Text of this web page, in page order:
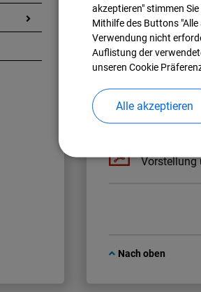
Vorstellung
Nach oben
akzeptieren" stimmen
Mithilfe des Buttons "Alle
Verwendung nicht
Auflistung der
unseren Cookie
Alle akzeptieren